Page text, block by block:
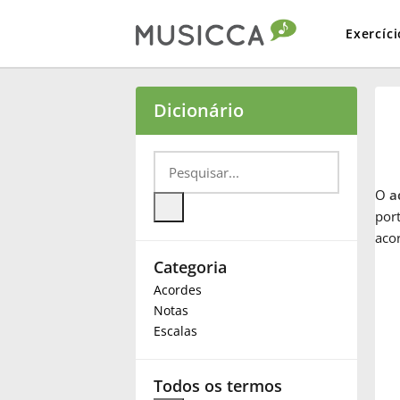
Български
Deutsch
Dicionário
Categoria
Acordes
Notas
Escalas
Todos os termos
O